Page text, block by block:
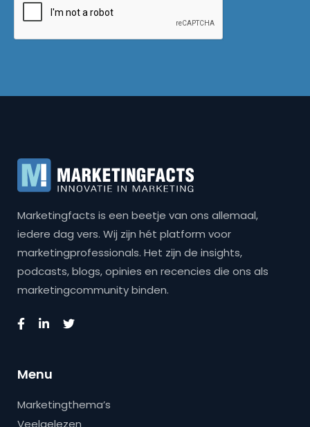
Marketingfacts is een beetje van ons allemaal,
iedere dag vers. Wij zijn hét platform voor
marketingprofessionals. Het zijn de insights,
podcasts, blogs, opinies en recencies die ons als
marketingcommunity binden.
Menu
Marketingthema’s
Veelgelezen